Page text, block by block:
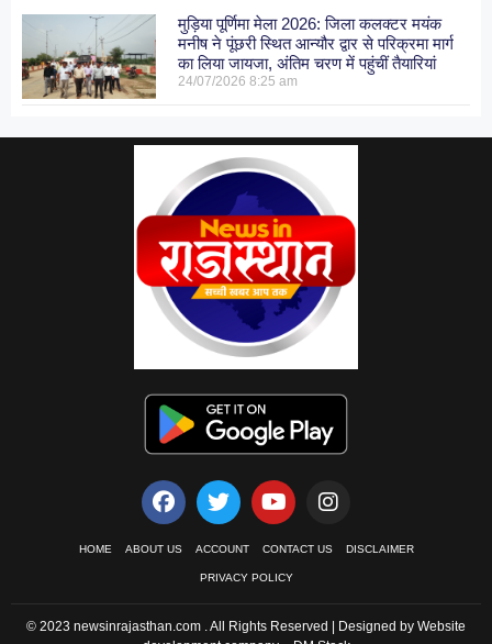
मुड़िया पूर्णिमा मेला 2026: जिला कलक्टर मयंक
मनीष ने पूंछरी स्थित आन्यौर द्वार से परिक्रमा मार्ग
का लिया जायजा, अंतिम चरण में पहुंचीं तैयारियां
24/07/20268:25 am
HOME ABOUT US ACCOUNT CONTACT US DISCLAIMER
PRIVACY POLICY
© 2023 newsinrajasthan.com . All Rights Reserved | Designed by Website